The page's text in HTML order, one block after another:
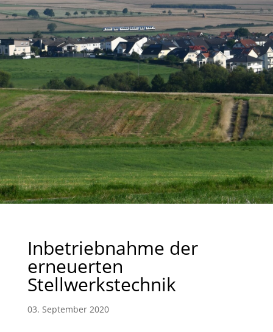
Inbetriebnahme der
erneuerten
Stellwerkstechnik
03. September 2020